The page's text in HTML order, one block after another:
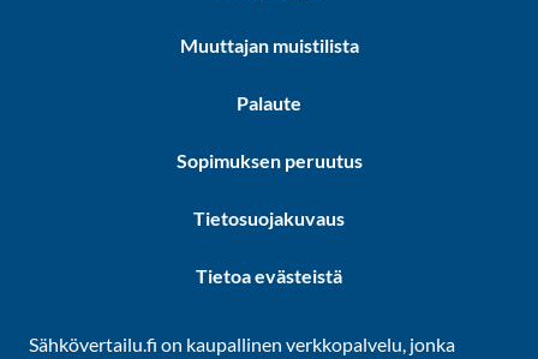
Muuttajan muistilista
Palaute
Sopimuksen peruutus
Tietosuojakuvaus
Tietoa evästeistä
Sähkövertailu.fi on kaupallinen verkkopalvelu, jonka